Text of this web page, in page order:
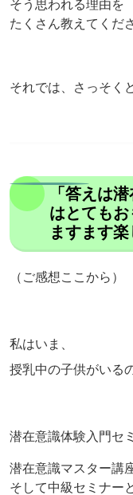
そう思われる理由を
たくさん教えてくだ
それでは、さっそく
「答えは
はとてもお
ますます
（ご感想ここから）
私はいま、
授乳中の子供がいる
潜在意識体験入門セ
潜在意識マスター講
そして中級セミナー